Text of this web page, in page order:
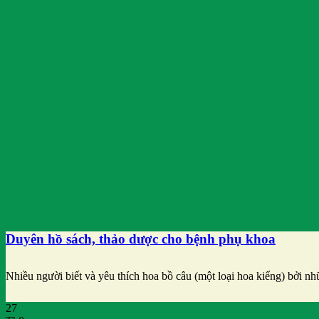
Duyên hồ sách, thảo dược cho bệnh phụ khoa
Nhiều người biết và yêu thích hoa bồ câu (một loại hoa kiểng) bởi
27